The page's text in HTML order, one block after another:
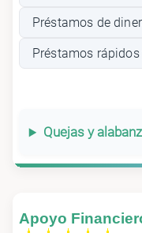
Préstamos de
Préstamos
Quejas y
Apoyo